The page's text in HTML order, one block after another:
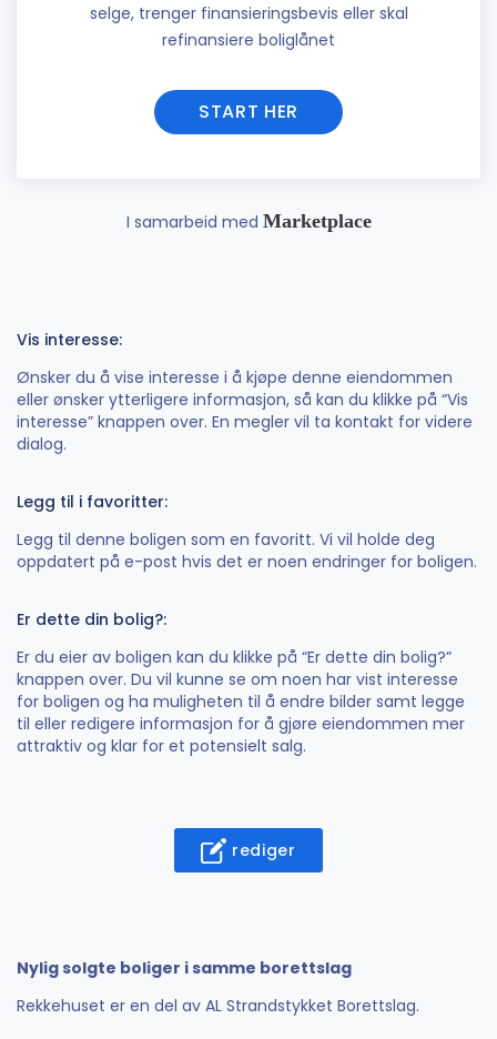
selge, trenger finansieringsbevis eller skal
refinansiere boliglånet
START HER
I samarbeid med Marketplace
Vis interesse:
Ønsker du å vise interesse i å kjøpe denne eiendommen
eller ønsker ytterligere informasjon, så kan du klikke på “Vis
interesse” knappen over. En megler vil ta kontakt for videre
dialog.
Legg til i favoritter:
Legg til denne boligen som en favoritt. Vi vil holde deg
oppdatert på e-post hvis det er noen endringer for boligen.
Er dette din bolig?:
Er du eier av boligen kan du klikke på “Er dette din bolig?”
knappen over. Du vil kunne se om noen har vist interesse
for boligen og ha muligheten til å endre bilder samt legge
til eller redigere informasjon for å gjøre eiendommen mer
attraktiv og klar for et potensielt salg.
rediger
Nylig solgte boliger i samme borettslag
Rekkehuset er en del av AL Strandstykket Borettslag.